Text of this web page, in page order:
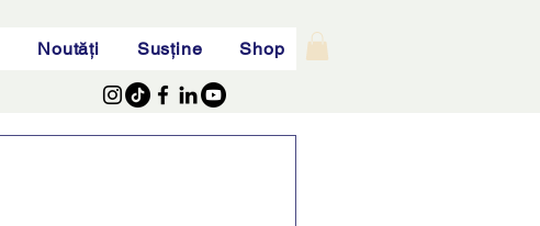
Noutăți Susține Shop